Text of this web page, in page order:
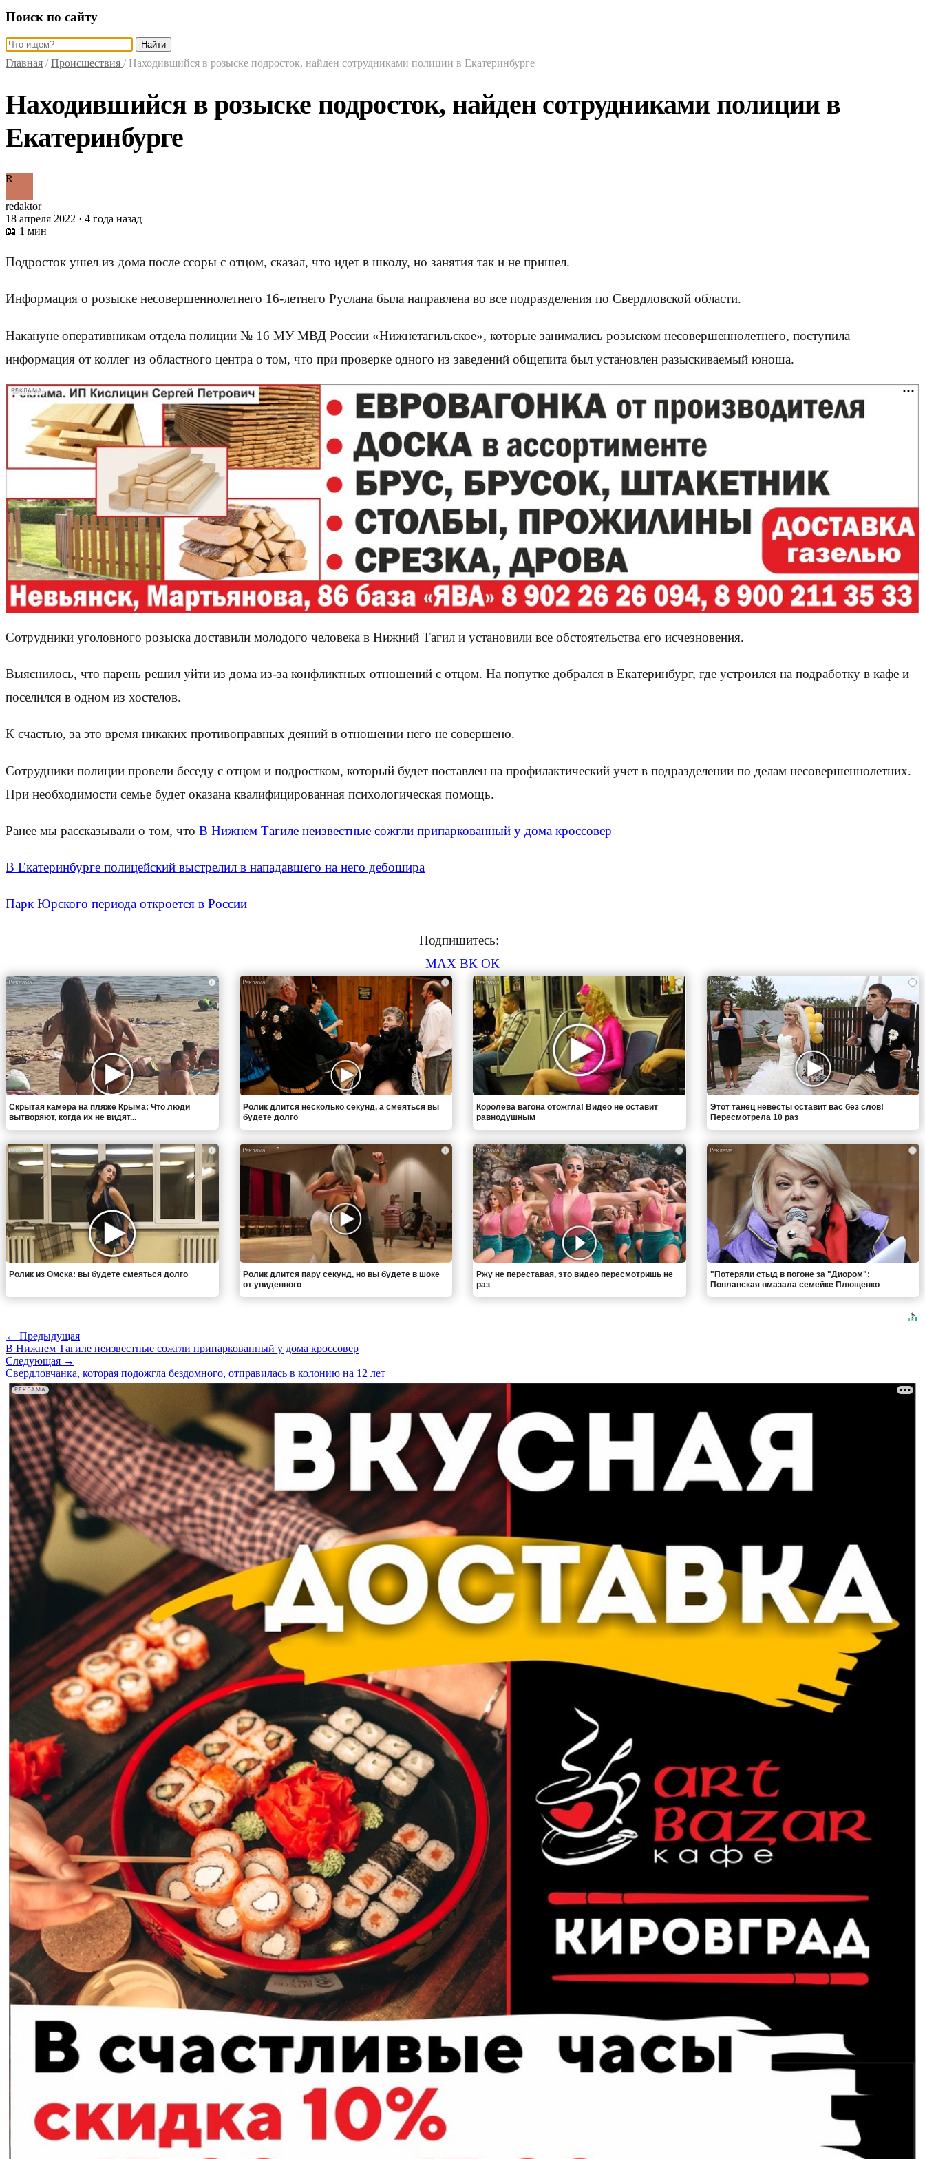
Поиск по сайту
Найти
Главная / Происшествия / Находившийся в розыске подросток, найден сотрудниками полиции в Екатеринбурге
Находившийся в розыске подросток, найден сотрудниками полиции в
Екатеринбурге
R
redaktor
18 апреля 2022 · 4 года назад
📖 1 мин
Подросток ушел из дома после ссоры с отцом, сказал, что идет в школу, но занятия так и не пришел.
Информация о розыске несовершеннолетнего 16-летнего Руслана была направлена во все подразделения по Свердловской области.
Накануне оперативникам отдела полиции № 16 МУ МВД России «Нижнетагильское», которые занимались розыском несовершеннолетнего, поступила
информация от коллег из областного центра о том, что при проверке одного из заведений общепита был установлен разыскиваемый юноша.
РЕКЛАМА
Сотрудники уголовного розыска доставили молодого человека в Нижний Тагил и установили все обстоятельства его исчезновения.
Выяснилось, что парень решил уйти из дома из-за конфликтных отношений с отцом. На попутке добрался в Екатеринбург, где устроился на подработку в кафе и
поселился в одном из хостелов.
К счастью, за это время никаких противоправных деяний в отношении него не совершено.
Сотрудники полиции провели беседу с отцом и подростком, который будет поставлен на профилактический учет в подразделении по делам несовершеннолетних.
При необходимости семье будет оказана квалифицированная психологическая помощь.
Ранее мы рассказывали о том, что В Нижнем Тагиле неизвестные сожгли припаркованный у дома кроссовер
В Екатеринбурге полицейский выстрелил в нападавшего на него дебошира
Парк Юрского периода откроется в России
Подпишитесь:
MAX ВК ОК
i
Скрытая камера на пляже Крыма: Что люди
вытворяют, когда их не видят...
i
Ролик длится несколько секунд, а смеяться вы
будете долго
i
Королева вагона отожгла! Видео не оставит
равнодушным
i
Этот танец невесты оставит вас без слов!
Пересмотрела 10 раз
i
Ролик из Омска: вы будете смеяться долго
i
Ролик длится пару секунд, но вы будете в шоке
от увиденного
i
Ржу не переставая, это видео пересмотришь не
раз
i
"Потеряли стыд в погоне за "Диором":
Поплавская вмазала семейке Плющенко
← Предыдущая
В Нижнем Тагиле неизвестные сожгли припаркованный у дома кроссовер
Следующая →
Свердловчанка, которая подожгла бездомного, отправилась в колонию на 12 лет
РЕКЛАМА